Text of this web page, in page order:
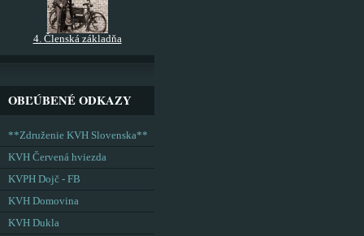
4. Členská základňa
OBĽÚBENÉ ODKAZY
**Združenie KVH Slovenska**
KVH Červená hviezda
KVPH Dojč - FB
KVH Domovina
KVH Dukla